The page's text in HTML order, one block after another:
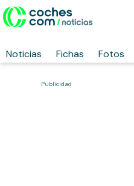
Noticias Fichas Fotos
Publicidad